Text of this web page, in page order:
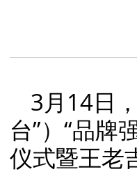
3月14日
台”）“品牌
仪式暨王老